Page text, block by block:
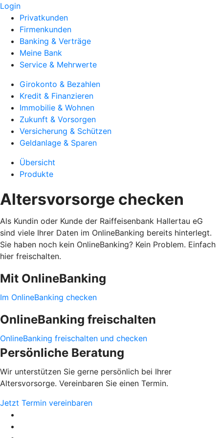
Login
Privatkunden
Firmenkunden
Banking & Verträge
Meine Bank
Service & Mehrwerte
Girokonto & Bezahlen
Kredit & Finanzieren
Immobilie & Wohnen
Zukunft & Vorsorgen
Versicherung & Schützen
Geldanlage & Sparen
Übersicht
Produkte
Altersvorsorge checken
Als Kundin oder Kunde der Raiffeisenbank Hallertau eG
sind viele Ihrer Daten im OnlineBanking bereits hinterlegt.
Sie haben noch kein OnlineBanking? Kein Problem. Einfach
hier freischalten.
Mit OnlineBanking
Im OnlineBanking checken
OnlineBanking freischalten
OnlineBanking freischalten und checken
Persönliche Beratung
Wir unterstützen Sie gerne persönlich bei Ihrer
Altersvorsorge. Vereinbaren Sie einen Termin.
Jetzt Termin vereinbaren